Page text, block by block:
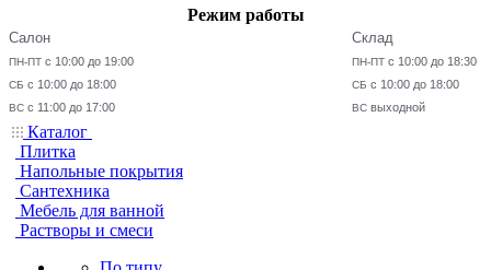
Режим работы
Салон
ПН-ПТ с 10:00 до 19:00
СБ с 10:00 до 18:00
ВС с 11:00 до 17:00
Склад
ПН-ПТ с 10:00 до 18:30
СБ с 10:00 до 18:00
ВС выходной
Каталог
Плитка
Напольные покрытия
Сантехника
Мебель для ванной
Растворы и смеси